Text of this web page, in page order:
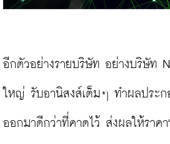
อีกตัวอย่างรายบริษัท อย่างบริษัท
ใหญ่ รับอานิสงส์เต็มๆ ทำผลประก
ออกมาดีกว่าที่คาดไว้ ส่งผลให้ราค